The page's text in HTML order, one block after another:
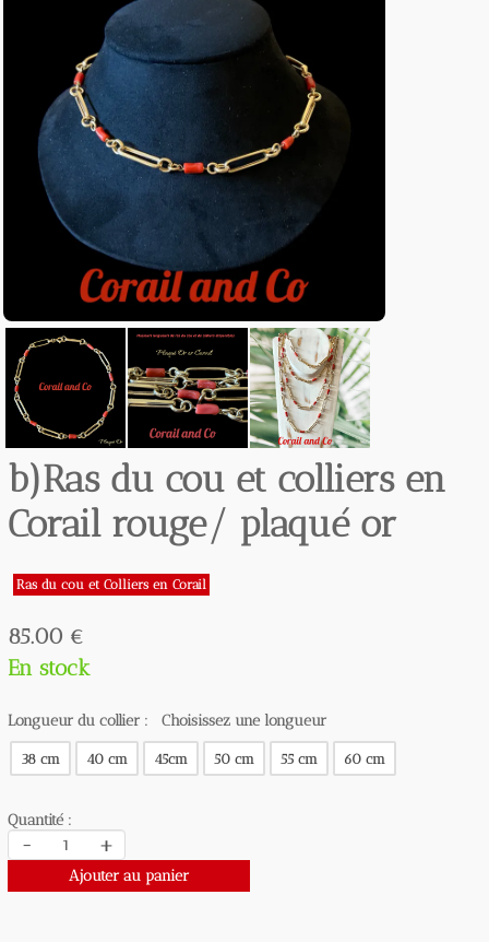
b)Ras du cou et colliers en
Corail rouge/ plaqué or
Ras du cou et Colliers en Corail
85.00 €
En stock
Longueur du collier : Choisissez une longueur
38 cm 40 cm 45cm 50 cm 55 cm 60 cm
Quantité :
- +
Ajouter au panier